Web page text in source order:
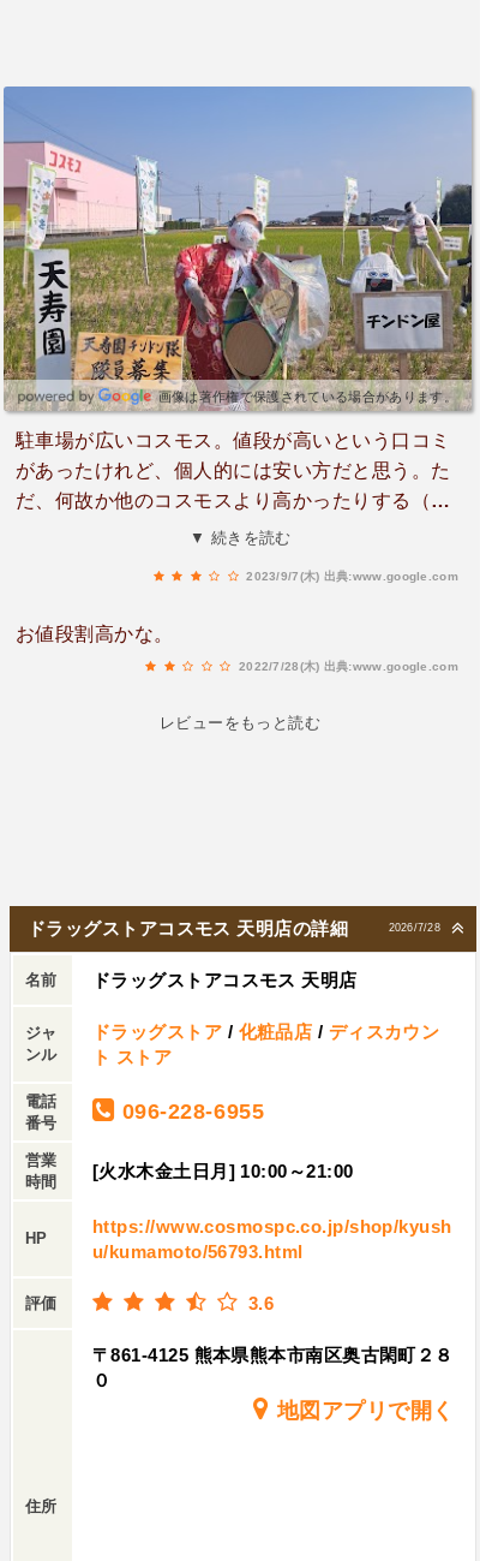
画像は著作権で保護されている場合があります。
駐車場が広いコスモス。値段が高いという口コミ
があったけれど、個人的には安い方だと思う。た
だ、何故か他のコスモスより高かったりする（10
円とかだけど）ので、そういう意味かもしれな
離がやたら長くなる😅。真ん中辺りに通路作って
ほしい。イメージだろうけど、天明店はスゴい歩
▼ 続きを読む
2023/9/7(木) 出典:www.google.com
お値段割高かな。
2022/7/28(木) 出典:www.google.com
レビューをもっと読む
2026/7/28
ドラッグストアコスモス 天明店の詳細
名前 ドラッグストアコスモス 天明店
ジャ
ンル
ドラッグストア / 化粧品店 / ディスカウン
ト ストア
電話
番号
096-228-6955
営業
時間
[火水木金土日月] 10:00～21:00
HP
https://www.cosmospc.co.jp/shop/kyush
u/kumamoto/56793.html
評価 3.6
住所
〒861-4125 熊本県熊本市南区奥古閑町２８
０
地図アプリで開く